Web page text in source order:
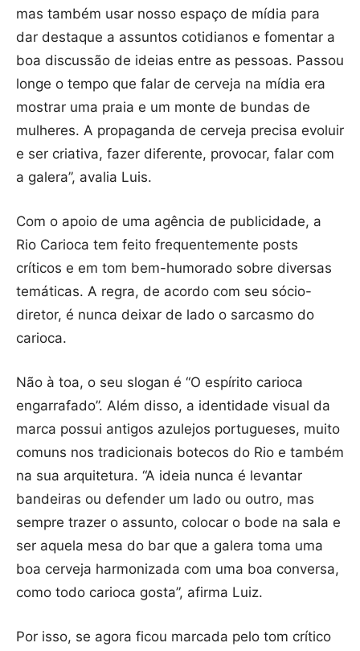
mas também usar nosso espaço de mídia para
dar destaque a assuntos cotidianos e fomentar a
boa discussão de ideias entre as pessoas. Passou
longe o tempo que falar de cerveja na mídia era
mostrar uma praia e um monte de bundas de
mulheres. A propaganda de cerveja precisa evoluir
e ser criativa, fazer diferente, provocar, falar com
a galera”, avalia Luis.
Com o apoio de uma agência de publicidade, a
Rio Carioca tem feito frequentemente posts
críticos e em tom bem-humorado sobre diversas
temáticas. A regra, de acordo com seu sócio-
diretor, é nunca deixar de lado o sarcasmo do
carioca.
Não à toa, o seu slogan é “O espírito carioca
engarrafado”. Além disso, a identidade visual da
marca possui antigos azulejos portugueses, muito
comuns nos tradicionais botecos do Rio e também
na sua arquitetura. “A ideia nunca é levantar
bandeiras ou defender um lado ou outro, mas
sempre trazer o assunto, colocar o bode na sala e
ser aquela mesa do bar que a galera toma uma
boa cerveja harmonizada com uma boa conversa,
como todo carioca gosta”, afirma Luiz.
Por isso, se agora ficou marcada pelo tom crítico